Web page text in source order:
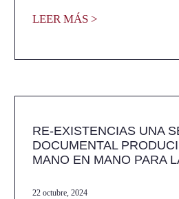
LEER MÁS >
RE-EXISTENCIAS UNA
DOCUMENTAL
MANO EN MANO PARA
22 octubre, 2024